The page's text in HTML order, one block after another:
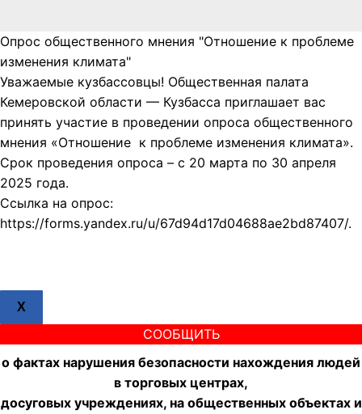
Опрос общественного мнения "Отношение к проблеме
изменения климата"
Уважаемые кузбассовцы! Общественная палата
Кемеровской области — Кузбасса приглашает вас
принять участие в проведении опроса общественного
мнения «Отношение к проблеме изменения климата».
Срок проведения опроса – с 20 марта по 30 апреля
2025 года.
Ссылка на опрос:
https://forms.yandex.ru/u/67d94d17d04688ae2bd87407/.
X
СООБЩИТЬ
о фактах нарушения безопасности нахождения людей
в торговых центрах,
досуговых учреждениях, на общественных объектах и